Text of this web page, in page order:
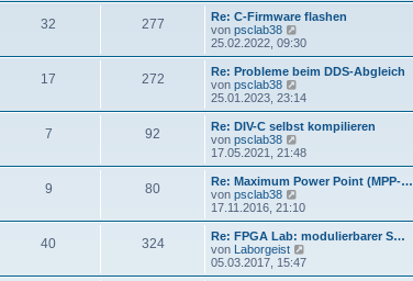
g
r
B
e
i
t
r
a
g
s
r
B
t
r
32 277
Re: C-Firmware flashen
von psclab38
e
u
e
t
r
B
e
i
r
g
25.02.2022, 09:30
17 272
Re: Probleme beim DDS-Abgleich
von psclab38
e
u
e
t
r
B
e
i
r
a
g
25.01.2023, 23:14
7 92
Re: DIV-C selbst kompilieren
von psclab38
e
u
e
t
B
e
i
17.05.2021, 21:48
9 80
Re: Maximum Power Point (MPP-…
von psclab38
e
u
e
s
t
17.11.2016, 21:10
40 324
Re: FPGA Lab: modulierbarer S…
von Laborgeist
e
u
05.03.2017, 15:47